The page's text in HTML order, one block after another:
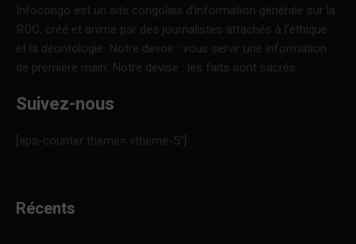
Infocongo est un site congolais d’information générale sur la
RDC, créé et animé par des journalistes attachés à l’éthique
et la déontologie. Notre devoir : vous servir une information
de première main. Notre devise : les faits sont sacrés.
Suivez-nous
[aps-counter theme= »theme-5″]
Récents